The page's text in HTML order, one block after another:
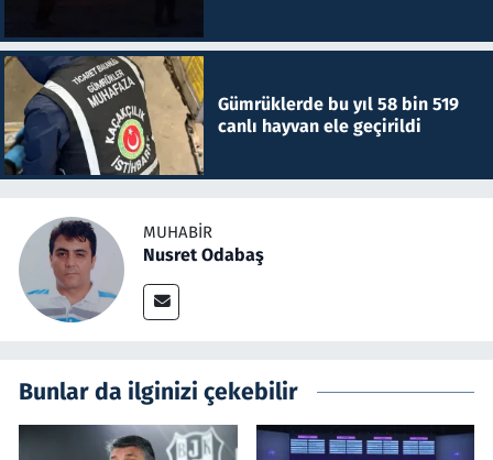
Gümrüklerde bu yıl 58 bin 519
canlı hayvan ele geçirildi
MUHABIR
Nusret Odabaş
Bunlar da ilginizi çekebilir